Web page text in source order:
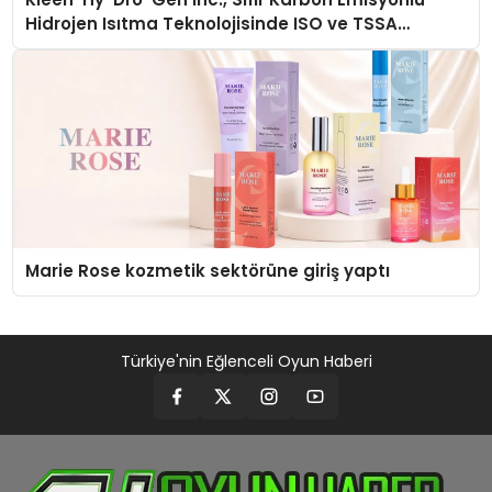
Hidrojen Isıtma Teknolojisinde ISO ve TSSA
Düzenleyici Onaylarını Aldı
Marie Rose kozmetik sektörüne giriş yaptı
Türkiye'nin Eğlenceli Oyun Haberi